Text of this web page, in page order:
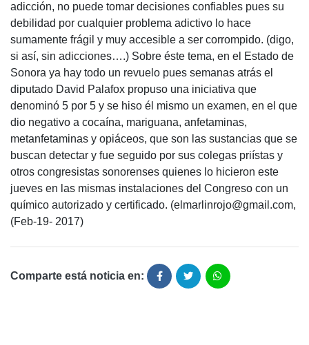
adicción, no puede tomar decisiones confiables pues su
debilidad por cualquier problema adictivo lo hace
sumamente frágil y muy accesible a ser corrompido. (digo,
si así, sin adicciones….) Sobre éste tema, en el Estado de
Sonora ya hay todo un revuelo pues semanas atrás el
diputado David Palafox propuso una iniciativa que
denominó 5 por 5 y se hiso él mismo un examen, en el que
dio negativo a cocaína, mariguana, anfetaminas,
metanfetaminas y opiáceos, que son las sustancias que se
buscan detectar y fue seguido por sus colegas priístas y
otros congresistas sonorenses quienes lo hicieron este
jueves en las mismas instalaciones del Congreso con un
químico autorizado y certificado. (elmarlinrojo@gmail.com,
(Feb-19- 2017)
Comparte está noticia en: